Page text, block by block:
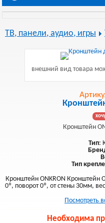
ТВ, панели, аудио, игры
внешний вид товара
Кронштейн
Тип:
Тип
Кронштейн ONKRON Кронштейн
0º, поворот 0º, от стены 30мм,
Посмотреть
Необходима